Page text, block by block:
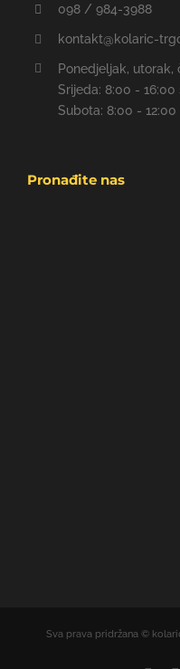
098 / 984-3988
kontakt@kolaric-
Ponedjeljak,
Srijeda: 8:00 - 16:00
Subota: 8:00 - 12:00
Pronađite nas
Sva prava pridržana ©